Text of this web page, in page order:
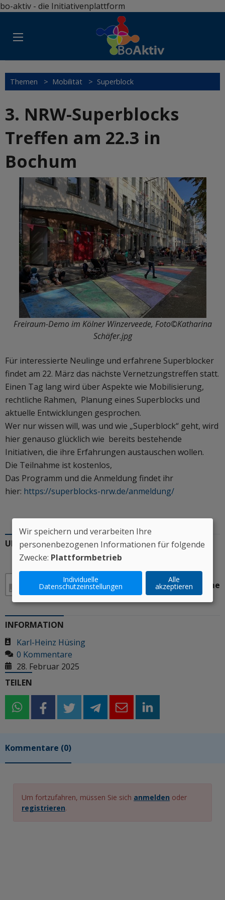
bo-aktiv - die Initiativenplattform
Themen > Mobilität > Superblock
3. NRW-Superblocks
Treffen am 22.3 in
Bochum
Freiraum-Demo im Kölner Winzerveede, Foto©Katharina
Schäfer.jpg
Für interessierte Neulinge und erfahrene Superblocker
findet am 22. März das nächste Vernetzungstreffen statt.
Einen Tag lang wird über Aspekte wie Mobilisierung,
rechtliche Rahmen, Planung eines Superblocks und
aktuelle Entwicklungen gesprochen.
Wer nur wissen will, was und wie „Superblock“ geht, wird
hier genauso glücklich wie bereits bestehende
Initiativen, die ihre Erfahrungen austauschen wollen.
Die Teilnahme ist kostenlos,
Das Programm und die Anmeldung findet ihr
hier: https://superblocks-nrw.de/anmeldung/
UNTERSTÜTZER*INNEN
1 Stimme
Ich stimme zu
0%
Ich stimme nicht zu
100%
INFORMATION
Karl-Heinz Hüsing
0 Kommentare
28. Februar 2025
TEILEN
whatsapp
whatsappfacebooktwitter telegram email
Kommentare (0)
Um fortzufahren, müssen Sie sich anmelden oder
registrieren.
Wir speichern und verarbeiten Ihre
personenbezogenen Informationen für folgende
Zwecke: Plattformbetrieb
Individuelle
Datenschutzeinstellungen
Alle
akzeptieren